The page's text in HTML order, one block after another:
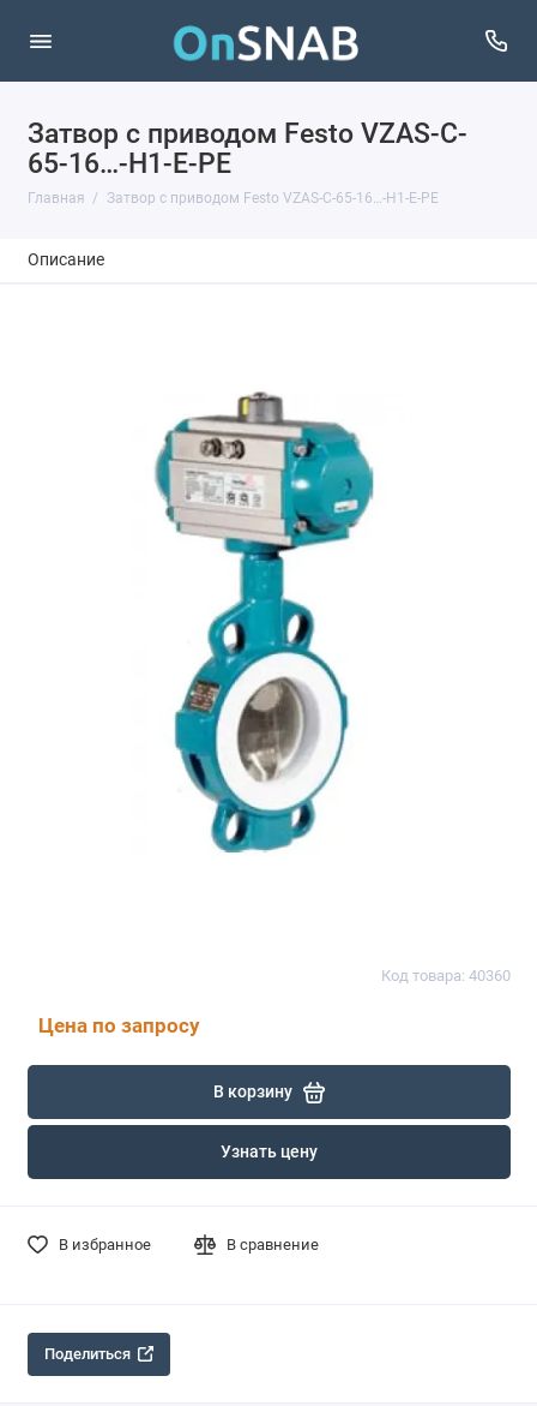
Затвор с приводом Festo VZAS-C-
65-16…-H1-E-PE
Главная Затвор с приводом Festo VZAS-C-65-16…-H1-E-PE
Описание
Код товара: 40360
Цена по запросу
В корзину
Узнать цену
В избранное В сравнение
Поделиться